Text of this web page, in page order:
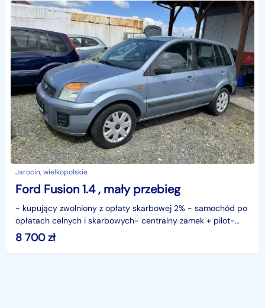
Jarocin, wielkopolskie
Ford Fusion 1.4 , mały przebieg
- kupujący zwolniony z opłaty skarbowej 2% - samochód po
opłatach celnych i skarbowych- centralny zamek + pilot-
książka serwisowaidentyfikator: AKL18FS52
8 700zł